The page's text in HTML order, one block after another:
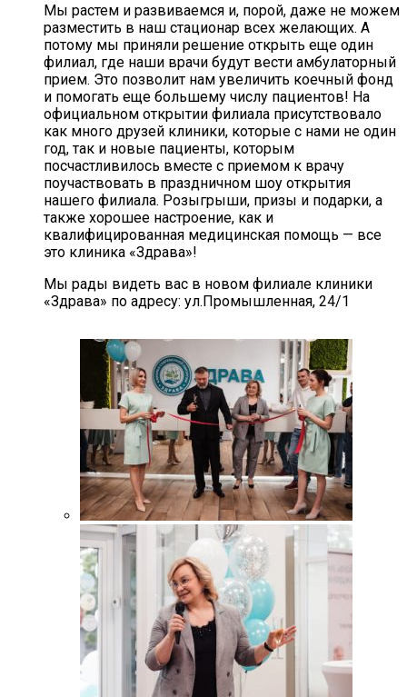
Мы растем и развиваемся и, порой, даже не можем
разместить в наш стационар всех желающих. А
потому мы приняли решение открыть еще один
филиал, где наши врачи будут вести амбулаторный
прием. Это позволит нам увеличить коечный фонд
и помогать еще большему числу пациентов! На
официальном открытии филиала присутствовало
как много друзей клиники, которые с нами не один
год, так и новые пациенты, которым
посчастливилось вместе с приемом к врачу
поучаствовать в праздничном шоу открытия
нашего филиала. Розыгрыши, призы и подарки, а
также хорошее настроение, как и
квалифицированная медицинская помощь — все
это клиника «Здрава»!
Мы рады видеть вас в новом филиале клиники
«Здрава» по адресу: ул.Промышленная, 24/1